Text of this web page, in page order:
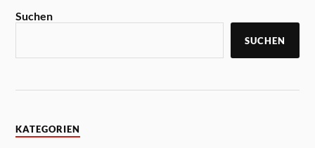
Suchen
SUCHEN
KATEGORIEN